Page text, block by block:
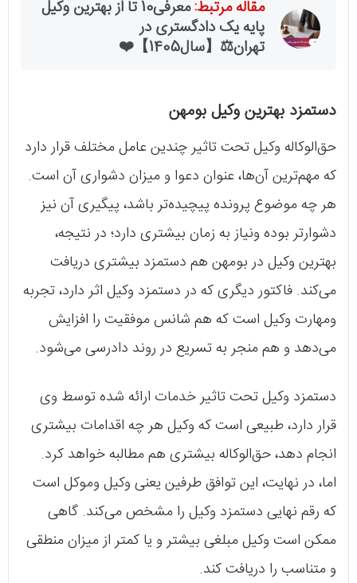
مقاله مرتبط: معرفی10 تا از بهترین وکیل
پایه یک دادگستری در
تهران⚖️【سال1405】❤️
دستمزد بهترین وکیل بومهن
حق‌الوکاله وکیل تحت تاثیر چندین عامل مختلف قرار دارد
که مهم‌ترین آن‌ها، عنوان دعوا و میزان دشواری آن است.
هر چه موضوع پرونده پیچیده‌تر باشد، پیگیری آن نیز
دشوارتر بوده و‌نیاز به زمان بیشتری دارد؛ در نتیجه،
بهترین وکیل در بومهن هم دستمزد بیشتری دریافت
می‌کند. فاکتور دیگری که در دستمزد وکیل اثر دارد، تجربه
و‌مهارت وکیل است که هم شانس موفقیت را افزایش
می‌دهد و هم منجر به تسریع در روند دادرسی می‌شود.
دستمزد وکیل تحت تاثیر خدمات ارائه شده توسط وی
قرار دارد، طبیعی است که وکیل هر چه اقدامات بیشتری
انجام دهد، حق‌الوکاله بیشتری هم مطالبه خواهد کرد.
اما، در نهایت، این توافق طرفین یعنی وکیل و‌موکل است
که رقم نهایی دستمزد وکیل را مشخص می‌کند. گاهی
ممکن است وکیل مبلغی بیشتر و یا کمتر از میزان منطقی
و متناسب را دریافت کند.